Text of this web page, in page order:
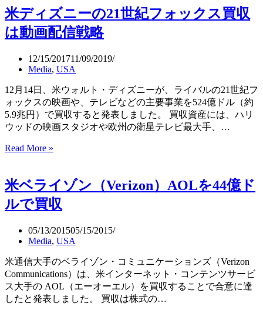
始
へ
ニ
ー
は
ESPN+
に
Hulu
を
完
全
統
米ディズニーの21世紀フォックス買収
は動画配信戦略
12/15/201711/09/2019
Media, USA
12月14日、米ウォルト・ディズニーが、ライバルの21世紀フ
ォックスの映画や、テレビなどの主要事業を524億ドル（約
5.9兆円）で買収すると発表しました。 買収資産には、ハリ
ウッドの映画スタジオや欧州の衛星テレビ最大手、…
Read More »
ズ
ニ
ー
21
世
紀
フ
ォ
ッ
ク
米ベライゾン（Verizon）AOLを44億ド
ルで買収
05/13/201505/15/2015
Media, USA
米通信大手のベライゾン・コミュニケーションズ（Verizon
Communications）は、米インターネット・コンテンツサービ
ス大手の AOL（エーオーエル）を買収することで合意に達
したと発表しました。 買収は株式の…